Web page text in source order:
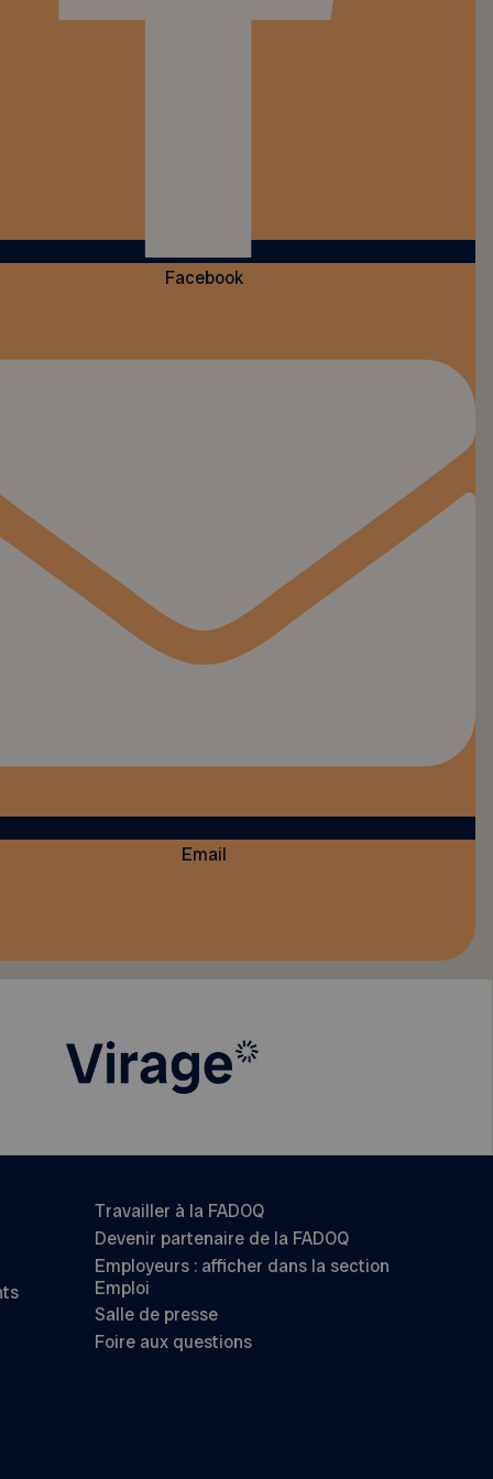
Facebook
Email
Travailler à la FADOQ
Devenir partenaire de la FADOQ
Employeurs : afficher dans la section
Emploi
Salle de presse
Foire aux questions